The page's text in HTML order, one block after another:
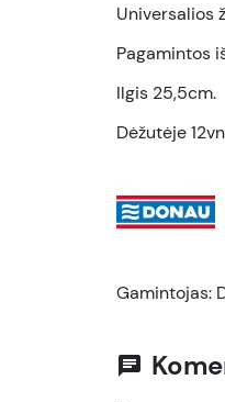
Universalios
Pagamintos
Ilgis 25,5cm.
Dėžutėje
Gamintojas:
chat